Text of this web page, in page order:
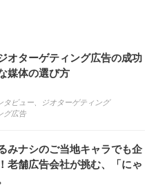
オターゲティング広告の成功
媒体の選び方
タビュー
ジオターゲティング
グ広告
みナシのご当地キャラでも企
老舗広告会社が挑む、「にゃ